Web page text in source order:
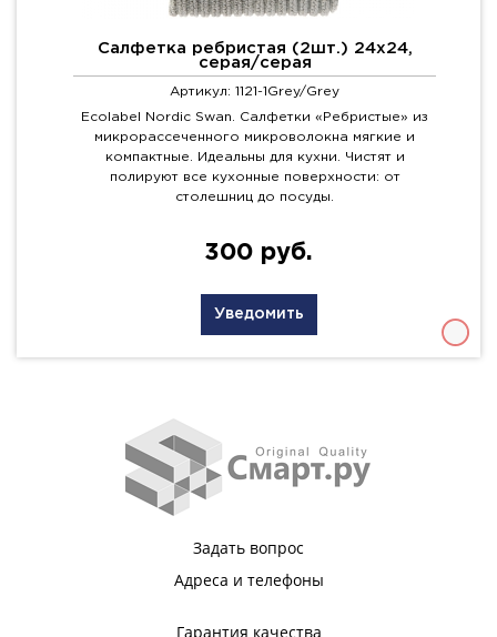
Салфетка ребристая (2шт.) 24х24,
серая/серая
Артикул: 1121-1Grey/Grey
Ecolabel Nordic Swan. Салфетки «Ребристые» из
микрорассеченного микроволокна мягкие и
компактные. Идеальны для кухни. Чистят и
полируют все кухонные поверхности: от
столешниц до посуды.
300 руб.
Уведомить
Задать вопрос
Адреса и телефоны
Гарантия качества